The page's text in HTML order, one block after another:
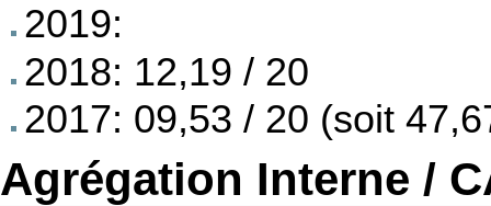
2019:
2018: 12,19 / 20
2017: 09,53 / 20 (soit
Agrégation Interne /